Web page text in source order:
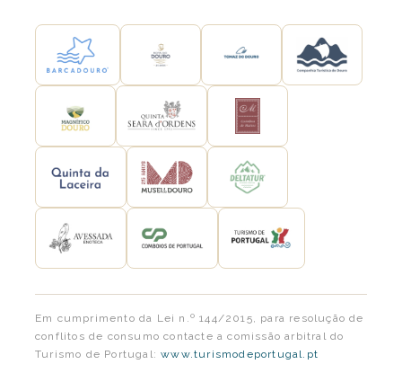
Em cumprimento da Lei n.º 144/2015, para resolução de
conflitos de consumo contacte a comissão arbitral do
Turismo de Portugal:www.turismodeportugal.pt